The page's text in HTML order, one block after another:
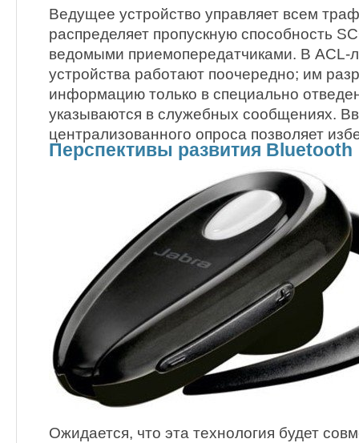
Ведущее устройство управляет всем
распределяет пропускную способность
ведомыми приемопередатчиками. В ACL-
устройства работают поочередно; им
информацию только в специально
указываются в служебных сообщениях.
централизованного опроса позволяет
Перспективы развития Bluetooth
Ожидается, что эта технология будет